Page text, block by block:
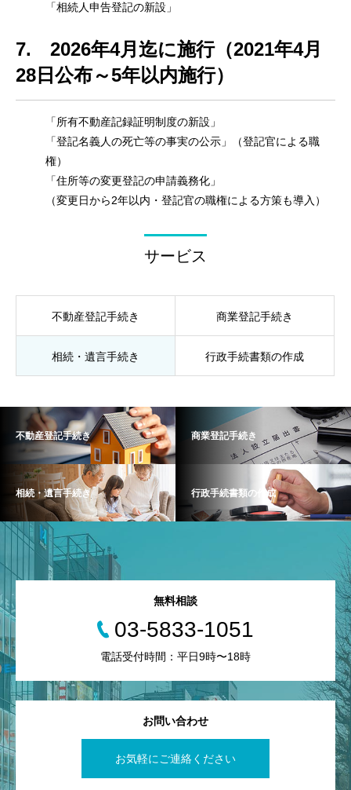
「相続人申告登記の新設」
7. 2026年4月迄に施行（2021年4月
28日公布～5年以内施行）
「所有不動産記録証明制度の新設」
「登記名義人の死亡等の事実の公示」（登記官による職
権）
「住所等の変更登記の申請義務化」
（変更日から2年以内・登記官の職権による方策も導入）
サービス
不動産登記手続き 商業登記手続き
相続・遺言手続き 行政手続書類の作成
不動産登記手続き 商業登記手続き
相続・遺言手続き 行政手続書類の作成
お問い合わせ
お気軽にご連絡ください
無料相談
03-5833-1051
電話受付時間：平日9時〜18時